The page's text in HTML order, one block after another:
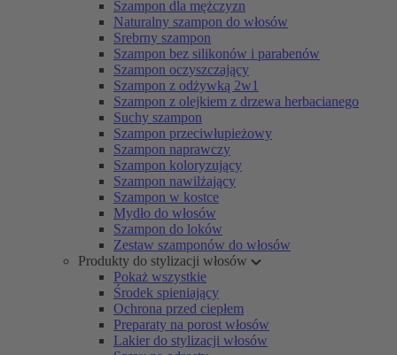
Szampon dla mężczyzn
Naturalny szampon do włosów
Srebrny szampon
Szampon bez silikonów i parabenów
Szampon oczyszczający
Szampon z odżywką 2w1
Szampon z olejkiem z drzewa herbacianego
Suchy szampon
Szampon przeciwłupieżowy
Szampon naprawczy
Szampon koloryzujący
Szampon nawilżający
Szampon w kostce
Mydło do włosów
Szampon do loków
Zestaw szamponów do włosów
Produkty do stylizacji włosów
Pokaż wszystkie
Środek spieniający
Ochrona przed ciepłem
Preparaty na porost włosów
Lakier do stylizacji włosów